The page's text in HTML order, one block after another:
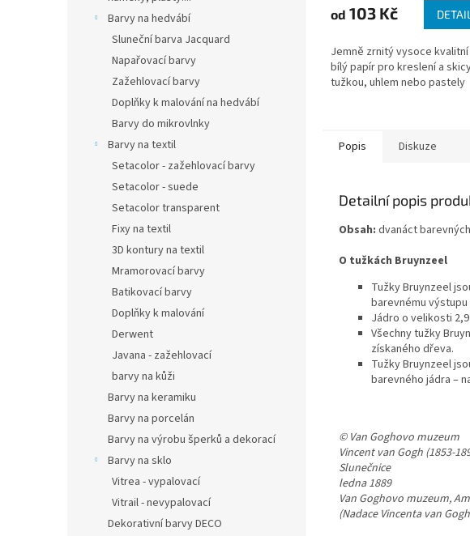
Barvy na hedvábí
Sluneční barva Jacquard
Napařovací barvy
Zažehlovací barvy
Doplňky k malování na hedvábí
Barvy do mikrovlnky
Barvy na textil
Setacolor - zažehlovací barvy
Setacolor - suede
Setacolor transparent
Fixy na textil
3D kontury na textil
Mramorovací barvy
Batikovací barvy
Doplňky k malování
Derwent
Javana - zažehlovací
barvy na kůži
Barvy na keramiku
Barvy na porcelán
Barvy na výrobu šperků a dekorací
Barvy na sklo
Vitrea - vypalovací
Vitrail - nevypalovací
Dekorativní barvy DECO
od 103 Kč DETAIL
Jemně zrnitý vysoce kvalitní
bílý papír pro kreslení a
tužkou, uhlem nebo pastely
Popis Diskuze
Detailní popis
Obsah: dvanáct
O tužkách Bruynzeel
Tužky Bruynzeel
barevnému
Jádro o velikosti
Všechny tužky
získaného dřeva.
Tužky Bruynzeel
barevného jádra –
© Van Goghovo muzeum
Vincent van Gogh (1853-
Slunečnice
ledna 1889
Van Goghovo muzeum,
(Nadace Vincenta van